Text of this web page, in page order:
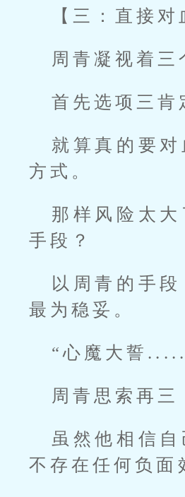
【三：直接
周青凝视着三
首先选项三肯
就算真的要
方式。
那样风险太
手段？
以周青的手
最为稳妥。
“心魔大誓
周青思索再三
虽然他相信
不存在任何负面